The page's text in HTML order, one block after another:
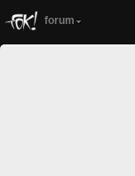
forum